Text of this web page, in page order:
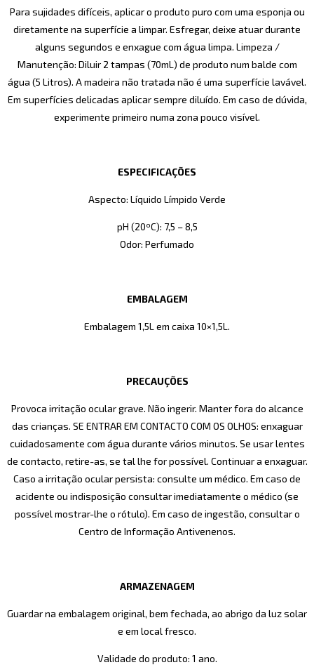
Para sujidades difíceis, aplicar o produto puro com uma esponja ou
diretamente na superfície a limpar. Esfregar, deixe atuar durante
alguns segundos e enxague com água limpa. Limpeza /
Manutenção: Diluir 2 tampas (70mL) de produto num balde com
água (5 Litros). A madeira não tratada não é uma superfície lavável.
Em superfícies delicadas aplicar sempre diluído. Em caso de dúvida,
experimente primeiro numa zona pouco visível.
ESPECIFICAÇÕES
Aspecto: Líquido Límpido Verde
pH (20ºC): 7,5 – 8,5
Odor: Perfumado
EMBALAGEM
Embalagem 1,5L em caixa 10×1,5L.
PRECAUÇÕES
Provoca irritação ocular grave. Não ingerir. Manter fora do alcance
das crianças. SE ENTRAR EM CONTACTO COM OS OLHOS: enxaguar
cuidadosamente com água durante vários minutos. Se usar lentes
de contacto, retire-as, se tal lhe for possível. Continuar a enxaguar.
Caso a irritação ocular persista: consulte um médico. Em caso de
acidente ou indisposição consultar imediatamente o médico (se
possível mostrar-lhe o rótulo). Em caso de ingestão, consultar o
Centro de Informação Antivenenos.
ARMAZENAGEM
Guardar na embalagem original, bem fechada, ao abrigo da luz solar
e em local fresco.
Validade do produto: 1 ano.